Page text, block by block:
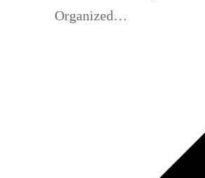
Organized…